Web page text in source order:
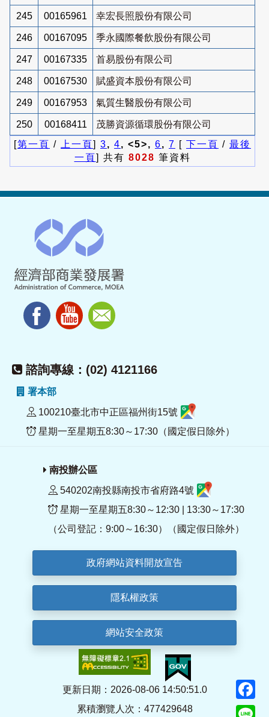
245 00165961 幸宏長照股份有限公司
246 00167095 季永國際餐飲股份有限公司
247 00167335 首易股份有限公司
248 00167530 賦盛資本股份有限公司
249 00167953 氣質生醫股份有限公司
250 00168411
茂勝資源循環股份有限公司
[第一頁 / 上一頁] 3, 4, <5>, 6, 7 [ 下一頁 / 最後
一頁] 共有 8028 筆資料
諮詢專線：(02) 4121166
署本部
100210臺北市中正區福州街15號
星期一至星期五8:30～17:30（國定假日除外）
南投辦公區
540202南投縣南投市省府路4號
星期一至星期五8:30～12:30 | 13:30～17:30
（公司登記：9:00～16:30）（國定假日除外）
政府網站資料開放宣告
隱私權政策
網站安全政策
更新日期：2026-08-06 14:50:51.0
累積瀏覽人次：477429648